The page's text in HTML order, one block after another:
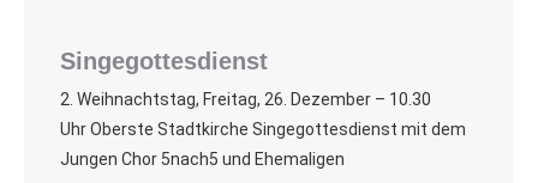
Singegottesdienst
2. Weihnachtstag, Freitag, 26. Dezember – 10.30
Uhr Oberste Stadtkirche Singegottesdienst mit dem
Jungen Chor 5nach5 und Ehemaligen